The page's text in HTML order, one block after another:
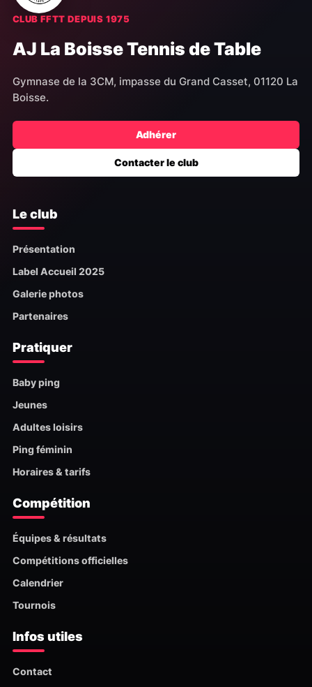
CLUB FFTT DEPUIS 1975
AJ La Boisse Tennis de Table
Gymnase de la 3CM, impasse du Grand Casset, 01120 La
Boisse.
Adhérer
Contacter le club
Le club
Présentation
Label Accueil 2025
Galerie photos
Partenaires
Pratiquer
Baby ping
Jeunes
Adultes loisirs
Ping féminin
Horaires & tarifs
Compétition
Équipes & résultats
Compétitions officielles
Calendrier
Tournois
Infos utiles
Contact